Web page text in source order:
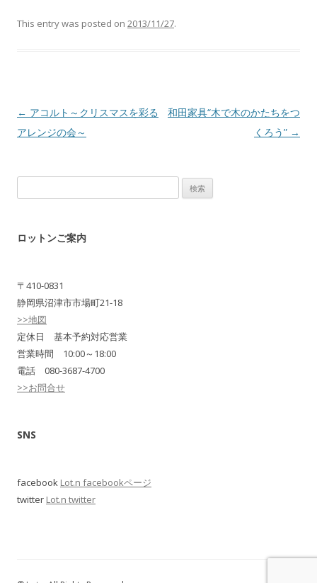
This entry was posted on 2013/11/27.
Post navigation
← アコルト～クリスマスを彩る
アレンジの会～
和田家具“木で木のかたちをつ
くろう” →
索:
ロットンご案内
〒410-0831
静岡県沼津市市場町21-18
>>地図
定休日 基本予約対応営業
営業時間 10:00～18:00
電話 080-3687-4700
>>お問合せ
SNS
facebook Lot.n facebookページ
twitter Lot.n twitter